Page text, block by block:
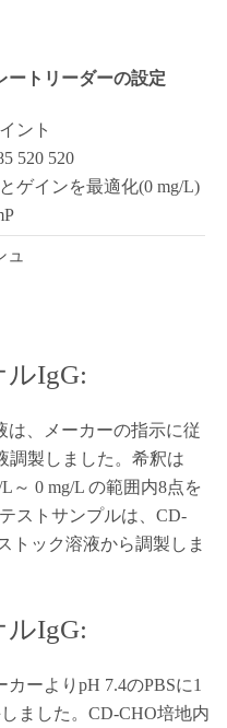
ートリーダーの設定
ント
520 520
ゲインを最適化(0 mg/L)
IgG:
は、メーカーの指示に従
調製しました。希釈は
～ 0 mg/L の範囲内8点を
ストサンプルは、CD-
トック溶液から調製しま
IgG:
ーよりpH 7.4のPBSに1
ました。CD-CHO培地内